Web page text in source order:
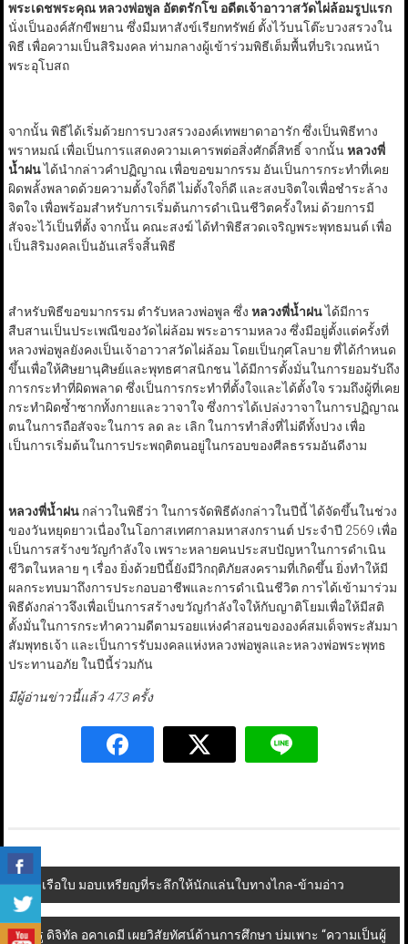
พระเดชพระคุณ หลวงพ่อพูล อัตตรักโข อดีตเจ้าอาวาสวัดไผ่ล้อมรูปแรก
นั่งเป็นองค์สักขีพยาน ซึ่งมีมหาสังข์เรียกทรัพย์ ตั้งไว้บนโต๊ะบวงสรวงใน
พิธี เพื่อความเป็นสิริมงคล ท่ามกลางผู้เข้าร่วมพิธีเต็มพื้นที่บริเวณหน้า
พระอุโบสถ
จากนั้น พิธีได้เริ่มด้วยการบวงสรวงองค์เทพยาดาอารัก ซึ่งเป็นพิธีทาง
พราหมณ์ เพื่อเป็นการแสดงความเคารพต่อสิ่งศักดิ์สิทธิ์ จากนั้นหลวงพี่
น้ำฝนได้นำกล่าวคำปฏิญาณ เพื่อขอขมากรรม อันเป็นการกระทำที่เคย
ผิดพลั้งพลาดด้วยความตั้งใจก็ดี ไม่ตั้งใจก็ดี และสงบจิตใจเพื่อชำระล้าง
จิตใจ เพื่อพร้อมสำหรับการเริ่มต้นการดำเนินชีวิตครั้งใหม่ ด้วยการมี
สัจจะไว้เป็นที่ตั้ง จากนั้น คณะสงฆ์ ได้ทำพิธีสวดเจริญพระพุทธมนต์ เพื่อ
เป็นสิริมงคลเป็นอันเสร็จสิ้นพิธี
สำหรับพิธีขอขมากรรม ตำรับหลวงพ่อพูล ซึ่ง หลวงพี่น้ำฝนได้มีการ
สืบสานเป็นประเพณีของวัดไผ่ล้อม พระอารามหลวง ซึ่งมีอยู่ตั้งแต่ครั้งที่
หลวงพ่อพูลยังคงเป็นเจ้าอาวาสวัดไผ่ล้อม โดยเป็นกุศโลบาย ที่ได้กำหนด
ขึ้นเพื่อให้ศิษยานุศิษย์และพุทธศาสนิกชน ได้มีการตั้งมั่นในการยอมรับถึง
การกระทำที่ผิดพลาด ซึ่งเป็นการกระทำที่ตั้งใจและได้ตั้งใจ รวมถึงผู้ที่เคย
กระทำผิดซ้ำซากทั้งกายและวาจาใจ ซึ่งการได้เปล่งวาจาในการปฏิญาณ
ตนในการถือสัจจะในการ ลด ละ เลิก ในการทำสิ่งที่ไม่ดีทั้งปวง เพื่อ
เป็นการเริ่มต้นในการประพฤติตนอยู่ในกรอบของศีลธรรมอันดีงาม
หลวงพี่น้ำฝนกล่าวในพิธีว่า ในการจัดพิธีดังกล่าวในปีนี้ ได้จัดขึ้นในช่วง
ของวันหยุดยาวเนื่องในโอกาสเทศกาลมหาสงกรานต์ ประจำปี 2569 เพื่อ
เป็นการสร้างขวัญกำลังใจ เพราะหลายคนประสบปัญหาในการดำเนิน
ชีวิตในหลาย ๆ เรื่อง ยิ่งด้วยปีนี้ยังมีวิกฤติภัยสงครามที่เกิดขึ้น ยิ่งทำให้มี
ผลกระทบมาถึงการประกอบอาชีพและการดำเนินชีวิต การได้เข้ามาร่วม
พิธีดังกล่าวจึงเพื่อเป็นการสร้างขวัญกำลังใจให้กับญาติโยมเพื่อให้มีสติ
ตั้งมั่นในการกระทำความดีตามรอยแห่งคำสอนขององค์สมเด็จพระสัมมา
สัมพุทธเจ้า และเป็นการรับมงคลแห่งหลวงพ่อพูลและหลวงพ่อพระพุทธ
ประทานอภัย ในปีนี้ร่วมกัน
มีผู้อ่านข่าวนี้แล้ว 473 ครั้ง
Post
navigation
ส.เรือใบ มอบเหรียญที่ระลึกให้นักแล่นใบทางไกล-ข้ามอ่าว
ทรู ดิจิทัล อคาเดมี เผยวิสัยทัศน์ด้านการศึกษา บ่มเพาะ “ความเป็นผู้